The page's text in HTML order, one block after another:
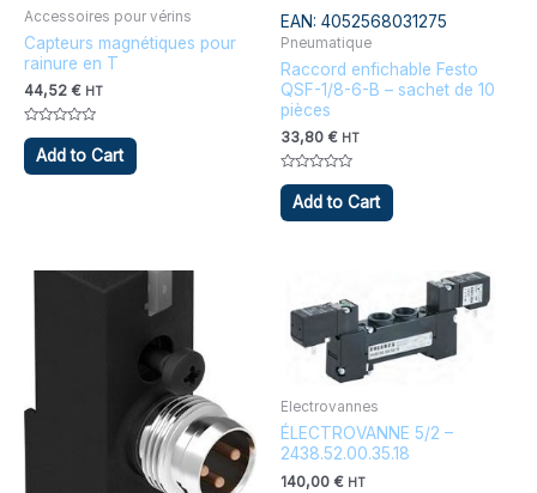
Accessoires pour vérins
Capteurs magnétiques pour
rainure en T
44,52 € HT
Note
0
sur
5
Add to Cart
choisies
sur
produit
EAN: 4052568031275
Pneumatique
Raccord enfichable Festo
QSF-1/8-6-B – sachet de 10
pièces
33,80 € HT
Note
0
sur
5
Add to Cart
Electrovannes
ÉLECTROVANNE 5/2 –
2438.52.00.35.18
140,00 € HT